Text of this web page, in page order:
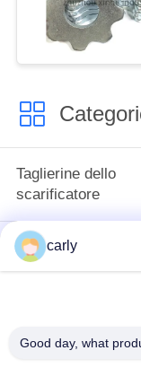
Taglierine dello
scarificatore
Scarificatori, pozzi
spazzatori
fresatura a punta
carly
Good day, what